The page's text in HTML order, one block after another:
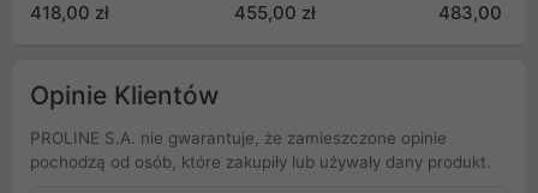
418,00 zł 455,00 zł 483,00 zł
Opinie Klientów
PROLINE S.A. nie gwarantuje, że zamieszczone opinie
pochodzą od osób, które zakupiły lub używały dany produkt.